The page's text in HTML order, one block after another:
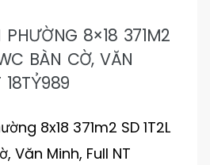
PHƯỜNG 8×18 371M2
BÀN CỜ, VĂN
18TỶ989
8x18 371m2 SD 1T2L
Văn Minh, Full NT